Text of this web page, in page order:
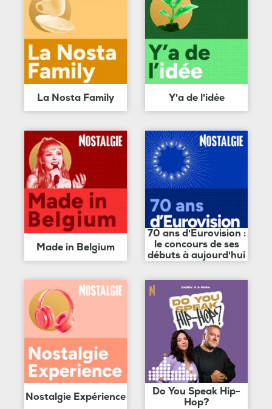
La Nosta Family Y'a de l'idée
Made in Belgium
70 ans d'Eurovision :
le concours de ses
débuts à aujourd'hui
Nostalgie Expérience
Do You Speak Hip-
Hop?